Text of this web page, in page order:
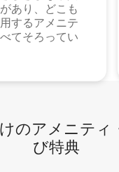
あり、どこも
するアメニテ
てそろってい
のア⁠メ⁠ニ⁠テ⁠ィ⁠
び特⁠典